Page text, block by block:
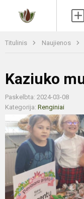
Titulinis Naujienos
Kaziuko
Paskelbta: 2024-03-08
Kategorija: Renginiai